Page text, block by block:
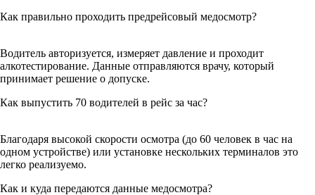
Как правильно проходить предрейсовый медосмотр?
Водитель авторизуется, измеряет давление и проходит
алкотестирование. Данные отправляются врачу, который
принимает решение о допуске.
Как выпустить 70 водителей в рейс за час?
Благодаря высокой скорости осмотра (до 60 человек в час на
одном устройстве) или установке нескольких терминалов это
легко реализуемо.
Как и куда передаются данные медосмотра?